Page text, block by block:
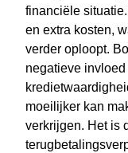
financiële
en extra kosten,
verder oploopt.
negatieve
moeilijker kan
verkrijgen. Het is